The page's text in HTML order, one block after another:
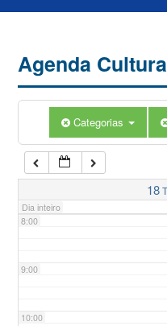
Agenda
Categorias
18
Dia inteiro
5:00
7:00
8:00
9:00
10:00